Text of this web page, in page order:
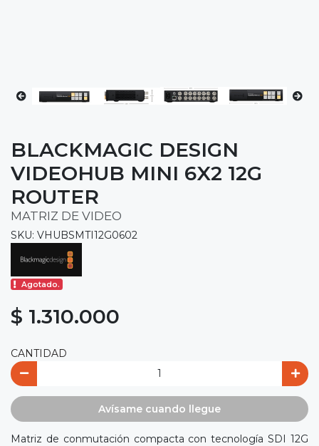
BLACKMAGIC DESIGN
VIDEOHUB MINI 6X2 12G
ROUTER
MATRIZ DE VIDEO
SKU: VHUBSMTI12G0602
Agotado.
$ 1.310.000
CANTIDAD
Avísame cuando llegue
Matriz de conmutación compacta con tecnología SDI 12G